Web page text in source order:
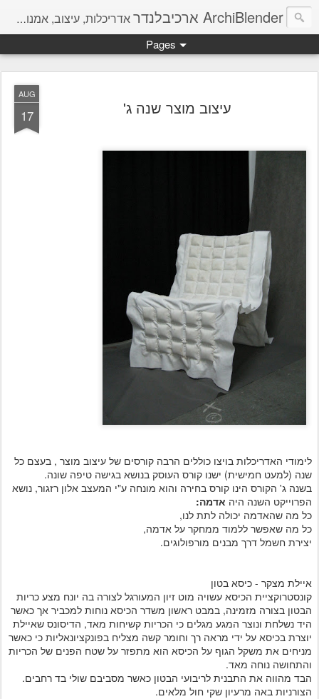
ArchiBlender ארכיבלנדר אדריכלות, עיצוב, אמנות, מחשבות והמון חומר להשראה.
Pages
AUG
17 עיצוב מוצר שנה ג'
לימודי האדריכלות בויצו כוללים הרבה קורסים של עיצוב מוצר , בעצם כל
שנה (למעט חמישית) ישנו קורס העוסק בנושא בגישה טיפה שונה.
בשנה ג' הקורס הינו קורס בחירה והוא מונחה ע"י המעצב אלון רזגור, נושא
הפרוייקט השנה היה אדמה:
כל מה שהאדמה יכולה לתת לנו,
כל מה שאפשר ללמוד ממחקר על אדמה,
יצירת חשמל דרך מבנים מורפולוגים.
איילת מצקר - כיסא בטון
קונסטרוקציית הכיסא עשויה מוט זיון המעורגל לצורה בה יונח מצע כריות
הבטון בצורה מזמינה, במבט ראשון משדר הכיסא נוחות למכביר אך כאשר
היד נשלחת ונוצר המגע מגלים כי הכריות קשיחות מאד, הדיסונס שאיילת
יוצרת בכיסא על ידי מראה רך וחומר קשה מצליח בפונקציונאליות כי כאשר
מניחים את משקל הגוף על הכיסא הוא מתפזר על שטח הפנים של הכריות
והתחושה נוחה מאד.
הבד מהווה את התבנית לריבועי הבטון כאשר מסביבם שולי בד רחבים.
הצורניות באה מרעיון שקי חול מלאים.